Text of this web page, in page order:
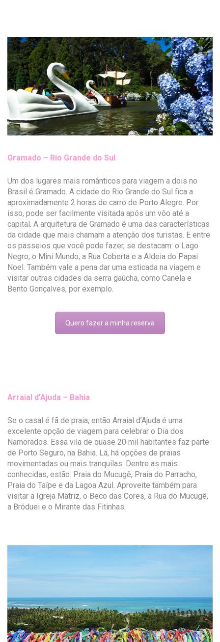
Gramado – Rio Grande do Sul
Um dos lugares mais românticos para viagem a dois no
Brasil é Gramado. A cidade do Rio Grande do Sul fica a
aproximadamente 2 horas de carro de Porto Alegre. Por
isso, pode ser facilmente visitada após um vôo até a
capital. A arquitetura de Gramado é uma das características
da cidade que mais chamam a atenção dos turistas. E entre
os passeios que você pode fazer, se destacam: o Lago
Negro, o Mini Mundo, a Rua Coberta e a Aldeia do Papai
Noel. Também vale a pena dar uma esticada na viagem e
visitar outras cidades da serra gaúcha, como Canela e
Bento Gonçalves, por exemplo.
Quero fazer a minha reserva
Arraial d’Ajuda – Bahia
Se o casal é fã de praia, então Arraial d’Ajuda é uma
excelente opção de viagem para celebrar o Dia dos
Namorados. Essa vila de quase 20 mil habitantes faz parte
de Porto Seguro, na Bahia. Lá, há opções de praias
movimentadas ou mais tranquilas. Dentre as mais
conhecidas, estão: Praia do Mucugê, Praia do Parracho,
Praia do Taípe e da Lagoa Azul. Aproveite também para
visitar a Igreja Matriz, o Beco das Cores, a Rua do Mucugê,
a Bróduei e o Mirante das Fitinhas.